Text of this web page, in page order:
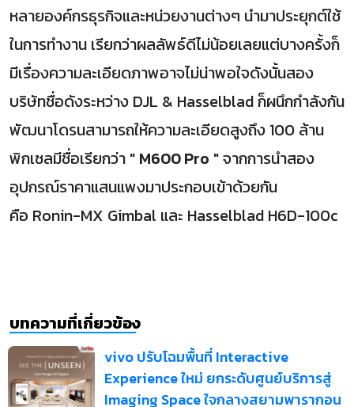
หลายองค์กรธุรกิจและหน่วยงานต่างๆ นำมาประยุกต์ใช้
ในการทำงาน เรียกว่าผลลัพธ์ดีไม่น้อยเลยแต่บางครั้งก็
มีเรื่องความละเอียดภาพอาจไม่น่าพอใจดังนั้นสอง
บริษัทชื่อดังระหว่าง DJL & Hasselblad ก็ผนึกกำลังกัน
พัฒนาโดรนสามารถให้ความละเอียดสูงถึง 100 ล้าน
พิกเซลมีชื่อเรียกว่า " M600 Pro " จากการนำสอง
อุปกรณ์ราคาแสนแพงมาประกอบเข้าด้วยกัน
คือ Ronin-MX Gimbal และ Hasselblad H6D-100c
บทความที่เกี่ยวข้อง
vivo ปรับโฉมพื้นที่ Interactive
Experience ใหม่ ยกระดับศูนย์บริการสู่
Imaging Space ใจกลางสยามพารากอน